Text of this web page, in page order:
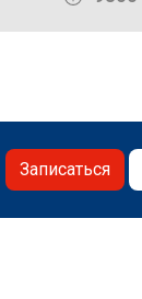
Записаться